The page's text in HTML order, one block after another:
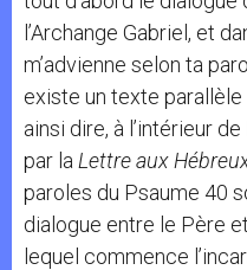
l’Archange Gabriel, et
m’advienne selon ta
existe un texte parallèle
ainsi dire, à l’intérieur
par la Lettre aux
paroles du Psaume 40
dialogue entre le Père
lequel commence